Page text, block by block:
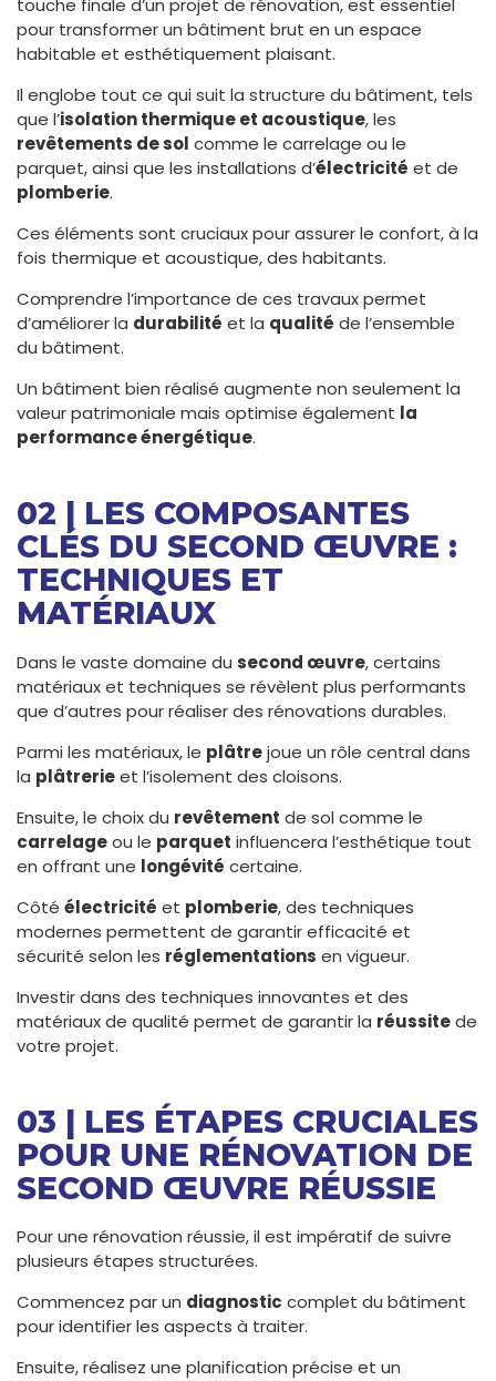
touche finale d’un projet de rénovation, est essentiel
pour transformer un bâtiment brut en un espace
habitable et esthétiquement plaisant.
Il englobe tout ce qui suit la structure du bâtiment, tels
que l’isolation thermique et acoustique, les
revêtements de sol comme le carrelage ou le
parquet, ainsi que les installations d’électricité et de
plomberie.
Ces éléments sont cruciaux pour assurer le confort, à la
fois thermique et acoustique, des habitants.
Comprendre l’importance de ces travaux permet
d’améliorer la durabilité et la qualité de l’ensemble
du bâtiment.
Un bâtiment bien réalisé augmente non seulement la
valeur patrimoniale mais optimise également la
performance énergétique.
02 | LES COMPOSANTES
CLÉS DU SECOND ŒUVRE :
TECHNIQUES ET
MATÉRIAUX
Dans le vaste domaine du second œuvre, certains
matériaux et techniques se révèlent plus performants
que d’autres pour réaliser des rénovations durables.
Parmi les matériaux, le plâtrejoue un rôle central dans
la plâtrerieet l’isolement des cloisons.
Ensuite, le choix du revêtement de sol comme le
carrelageou le parquet influencera l’esthétique tout
en offrant une longévité certaine.
Côté électricité et plomberie, des techniques
modernes permettent de garantir efficacité et
sécurité selon les réglementations en vigueur.
Investir dans des techniques innovantes et des
matériaux de qualité permet de garantir la réussitede
votre projet.
03 | LES ÉTAPES CRUCIALES
POUR UNE RÉNOVATION DE
SECOND ŒUVRE RÉUSSIE
Pour une rénovation réussie, il est impératif de suivre
plusieurs étapes structurées.
Commencez par un diagnostic complet du bâtiment
pour identifier les aspects à traiter.
Ensuite, réalisez une planification précise et un